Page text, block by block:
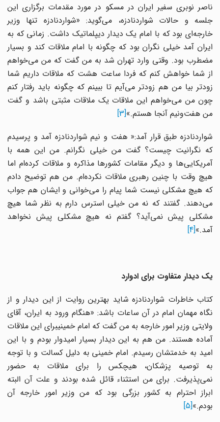
ناصر نوبری سفیر ایران در مسکو در مورد مقدمات برگزاری این
جلسه و حالات شواردنادزه، می‌گوید: «شواردنادزه تنها وزیر
خارجه‌ای بود که با امام یک دیدار دیپلماتیک داشت. زمانی که به
ایران آمد خیلی نگران بود که چگونه با امام ملاقات کند و بسیار
مضطرب بود. وقتی وارد تهران شد به من گفت که من می‌خواهم
از شما خواهش کنم که فردا ساعت هشت که ملاقات داریم شما
زودتر بیا من هم زودتر می‌آیم تا ببینم که چگونه باید رفتار کنم
چون من می‌خواهم این ملاقات یک ملاقات مثبتی باشد و گفت
من هفت‌ونیم آنجا هستم.»[3]
شواردنادزه طبق قرار آمد:« هفت و نیم شواردنادزه آمد و پرسیدم
که نگرانیت چیست؟ گفت من خیلی نگرانم. من این همه با
آمریکایی‌ها و دیگر مقامات کشورها مذاکره و ملاقات کرده‌ام اما
هیچ وقت با چنین رهبری ملاقات نکرده‌ام. من هم توضیح دادم
که هیچ مشکلی نیست شما پیام را می‌خوانی و ایشان هم جواب
می‌دهند. گفتند که نه من خیلی استرس دارم به نظر شما هیچ
مشکلی پیش نمی‌آید؟ گفتم نه هیچ مشکلی پیش نخواهد
آمد.»[4]
یک دیدار متفاوت برای ادوارد
کتاب خاطرات شواردنادزه شاید بهترین روایت از این دیدار و از
نگاه مهمان امام در آن ساعات باشد: «هنگام ورود به ایران، آقای
ولایتی وزیر امور خارجه به من گفت که امام خمینیبرای این ملاقات
آماده هستند. من هم به این دیدار بسیار امیدوار بودم و با این
امید به خدمتشان رسیدم. امام خمینی به دلیل کسالت و با توجه
به توصیه پزشکان، هیچکس را برای ملاقات به حضور
نمی‌پذیرفت. برای من استثناء قائل شده بودند و علت آن البته
ابراز احترام به کشور بزرگی بود که من وزیر امور خارجه آن
بودم.»[5]